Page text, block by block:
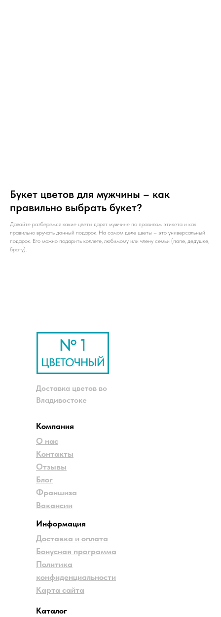
Букет цветов для мужчины – как
правильно выбрать букет?
Давайте разберемся какие цветы дарят мужчине по правилам этикета и как
правильно вручать данный подарок. На самом деле цветы – это универсальный
подарок. Его можно подарить коллеге, любимому или члену семьи (папе, дедушке,
брату).
Доставка цветов во
Владивостоке
Компания
О нас
Контакты
Отзывы
Блог
Франшиза
Вакансии
Информация
Доставка и оплата
Бонусная программа
Политика
конфиденциальности
Карта сайта
Каталог